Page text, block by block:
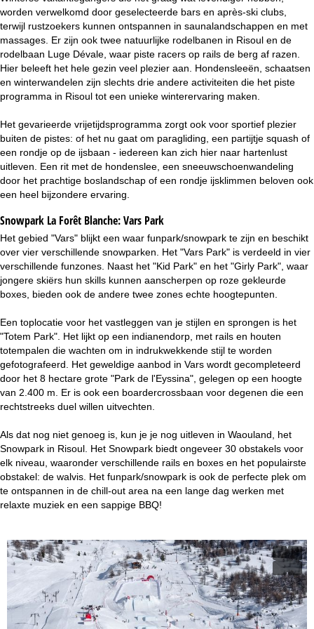
worden verwelkomd door geselecteerde bars en après-ski clubs,
terwijl rustzoekers kunnen ontspannen in saunalandschappen en met
massages. Er zijn ook twee natuurlijke rodelbanen in Risoul en de
rodelbaan Luge Dévale, waar piste racers op rails de berg af razen.
Hier beleeft het hele gezin veel plezier aan. Hondensleeën, schaatsen
en winterwandelen zijn slechts drie andere activiteiten die het piste
programma in Risoul tot een unieke winterervaring maken.
Het gevarieerde vrijetijdsprogramma zorgt ook voor sportief plezier
buiten de pistes: of het nu gaat om paragliding, een partijtje squash of
een rondje op de ijsbaan - iedereen kan zich hier naar hartenlust
uitleven. Een rit met de hondenslee, een sneeuwschoenwandeling
door het prachtige boslandschap of een rondje ijsklimmen beloven ook
een heel bijzondere ervaring.
Snowpark La Forêt Blanche:Vars Park
Het gebied "Vars" blijkt een waar funpark/snowpark te zijn en beschikt
over vier verschillende snowparken. Het "Vars Park" is verdeeld in vier
verschillende funzones. Naast het "Kid Park" en het "Girly Park", waar
jongere skiërs hun skills kunnen aanscherpen op roze gekleurde
boxes, bieden ook de andere twee zones echte hoogtepunten.
Een toplocatie voor het vastleggen van je stijlen en sprongen is het
"Totem Park". Het lijkt op een indianendorp, met rails en houten
totempalen die wachten om in indrukwekkende stijl te worden
gefotografeerd. Het geweldige aanbod in Vars wordt gecompleteerd
door het 8 hectare grote "Park de l'Eyssina", gelegen op een hoogte
van 2.400 m. Er is ook een boardercrossbaan voor degenen die een
rechtstreeks duel willen uitvechten.
Als dat nog niet genoeg is, kun je je nog uitleven in Waouland, het
Snowpark in Risoul. Het Snowpark biedt ongeveer 30 obstakels voor
elk niveau, waaronder verschillende rails en boxes en het populairste
obstakel: de walvis. Het funpark/snowpark is ook de perfecte plek om
te ontspannen in de chill-out area na een lange dag werken met
relaxte muziek en een sappige BBQ!